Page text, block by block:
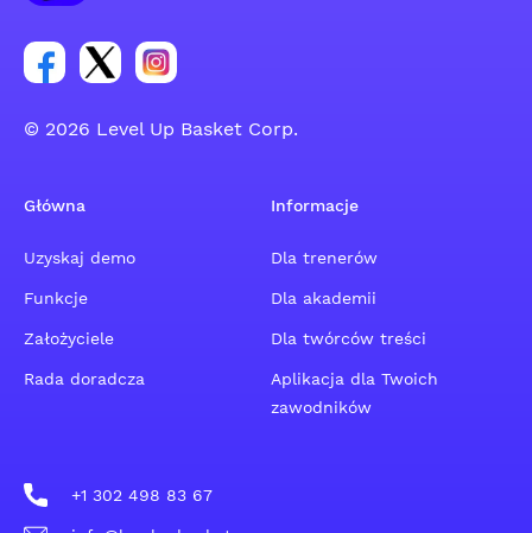
Link do grupy społecznościowej na Facebooku
Link do konta na Twitterze grupy
Link do konta na Instagramie grupy
© 2026 Level Up Basket Corp.
Główna
Uzyskaj demo
Funkcje
Założyciele
Rada doradcza
Informacje
Dla trenerów
Dla akademii
Dla twórców treści
Aplikacja dla Twoich
zawodników
+1 302 498 83 67